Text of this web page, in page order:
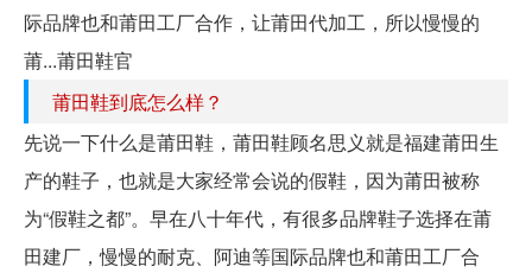
际品牌也和莆田工厂合作，让莆田代加工，所以慢慢的
莆...莆田鞋官
莆田鞋到底怎么样？
先说一下什么是莆田鞋，莆田鞋顾名思义就是福建莆田生
产的鞋子，也就是大家经常会说的假鞋，因为莆田被称
为“假鞋之都”。早在八十年代，有很多品牌鞋子选择在莆
田建厂，慢慢的耐克、阿迪等国际品牌也和莆田工厂合